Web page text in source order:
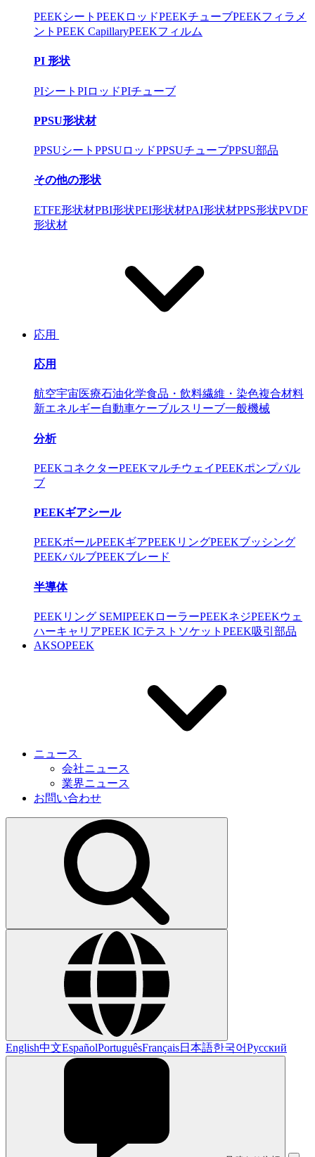
PEEKシート PEEKロッドPEEKチューブPEEKフィラメ
ント PEEK CapillaryPEEKフィルム
PI 形状
PIシート PIロッドPIチューブ
PPSU形状材
PPSUシート PPSUロッドPPSUチューブPPSU部品
その他の形状
ETFE形状材PBI形状PEI形状材PAI形状材PPS形状PVDF
形状材
応用
応用
航空宇宙医療石油化学食品・飲料繊維・染色複合材料
新エネルギー自動車ケーブルスリーブ一般機械
分析
PEEKコネクターPEEKマルチウェイPEEKポンプバル
ブ
PEEKギアシール
PEEKボールPEEKギアPEEKリングPEEKブッシング
PEEKバルブPEEKブレード
半導体
PEEKリング SEMIPEEKローラーPEEKネジPEEKウェ
ハーキャリアPEEK ICテストソケット PEEK吸引部品
AKSOPEEK
ニュース
会社ニュース
業界ニュース
お問い合わせ
English中文EspañolPortuguêsFrançais日本語한국어Русский